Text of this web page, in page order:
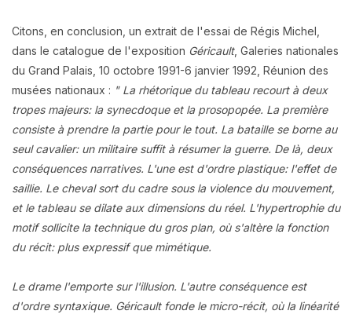
Citons, en conclusion, un extrait de l'essai de Régis Michel,
dans le catalogue de l'exposition Géricault, Galeries nationales
du Grand Palais, 10 octobre 1991-6 janvier 1992, Réunion des
musées nationaux : " La rhétorique du tableau recourt à deux
tropes majeurs: la synecdoque et la prosopopée. La première
consiste à prendre la partie pour le tout. La bataille se borne au
seul cavalier: un militaire suffit à résumer la guerre. De là, deux
conséquences narratives. L'une est d'ordre plastique: l'effet de
saillie. Le cheval sort du cadre sous la violence du mouvement,
et le tableau se dilate aux dimensions du réel. L'hypertrophie du
motif sollicite la technique du gros plan, où s'altère la fonction
du récit: plus expressif que mimétique.
Le drame l'emporte sur l'illusion. L'autre conséquence est
d'ordre syntaxique. Géricault fonde le micro-récit, où la linéarité